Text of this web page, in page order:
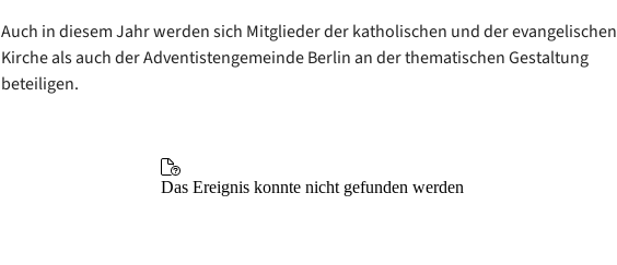
Auch in diesem Jahr werden sich Mitglieder der katholischen und der evangelischen
Kirche als auch der Adventistengemeinde Berlin an der thematischen Gestaltung
beteiligen.